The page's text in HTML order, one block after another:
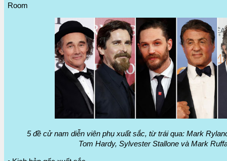
Room
5 đề cử nam diễn viên phụ xuất sắc, từ trái qua: Mark
Tom Hardy, Sylvester Stallone và Mark